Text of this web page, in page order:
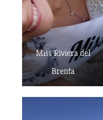
Miss Riviera del
Brenta